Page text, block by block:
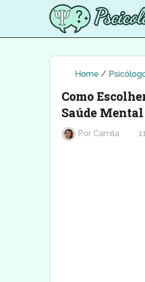
Home /
Como
Saúde Mental
PorCamila